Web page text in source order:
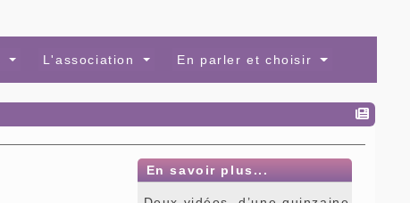
L'association En parler et choisir
En savoir plus...